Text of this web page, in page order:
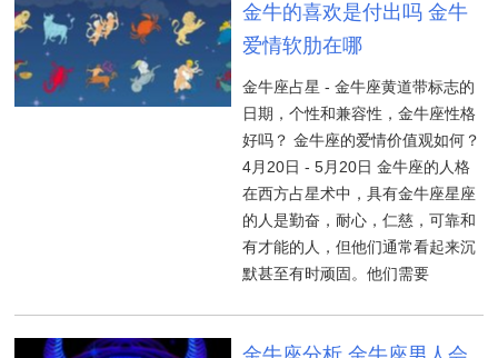
金牛的喜欢是付出吗 金牛
爱情软肋在哪
金牛座占星 - 金牛座黄道带标志的
日期，个性和兼容性，金牛座性格
好吗？ 金牛座的爱情价值观如何？
4月20日 - 5月20日 金牛座的人格
在西方占星术中，具有金牛座星座
的人是勤奋，耐心，仁慈，可靠和
有才能的人，但他们通常看起来沉
默甚至有时顽固。他们需要